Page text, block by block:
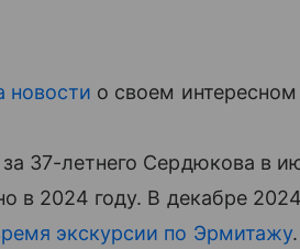
новости о своем
за 37-летнего Сердюкова в
в 2024 году. В декабре
экскурсии по Эрмитажу.